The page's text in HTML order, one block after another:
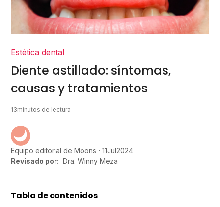
Estética dental
Diente astillado: síntomas,
causas y tratamientos
13minutos de lectura
Equipo editorial de Moons 11Jul2024
Revisado por: Dra. Winny Meza
Tabla de contenidos